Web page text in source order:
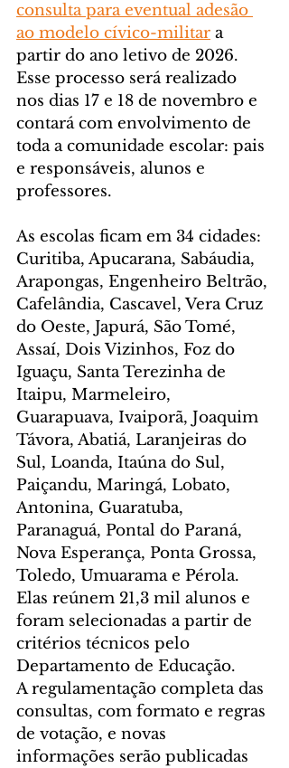
consulta para eventual adesão
ao modelo cívico-militar a
partir do ano letivo de 2026.
Esse processo será realizado
nos dias 17 e 18 de novembro e
contará com envolvimento de
toda a comunidade escolar: pais
e responsáveis, alunos e
professores.
As escolas ficam em 34 cidades:
Curitiba, Apucarana, Sabáudia,
Arapongas, Engenheiro Beltrão,
Cafelândia, Cascavel, Vera Cruz
do Oeste, Japurá, São Tomé,
Assaí, Dois Vizinhos, Foz do
Iguaçu, Santa Terezinha de
Itaipu, Marmeleiro,
Guarapuava, Ivaiporã, Joaquim
Távora, Abatiá, Laranjeiras do
Sul, Loanda, Itaúna do Sul,
Paiçandu, Maringá, Lobato,
Antonina, Guaratuba,
Paranaguá, Pontal do Paraná,
Nova Esperança, Ponta Grossa,
Toledo, Umuarama e Pérola.
Elas reúnem 21,3 mil alunos e
foram selecionadas a partir de
critérios técnicos pelo
Departamento de Educação.
A regulamentação completa das
consultas, com formato e regras
de votação, e novas
informações serão publicadas